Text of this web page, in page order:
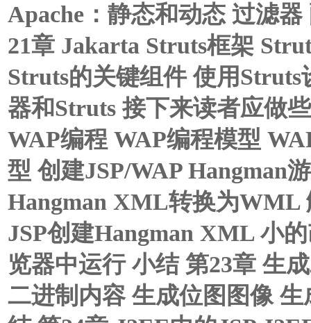
Apache：静态和动态 过滤
21章 Jakarta Struts框架
Struts的关键组件 使用
器和Struts 接下来读者应做
WAP编程 WAP编程模型
型 创建JSP/WAP Hangman
Hangman XML转换为WML
JSP创建Hangman XML 小
览器中运行 小结 第23章 生
二进制内容 生成位图图像